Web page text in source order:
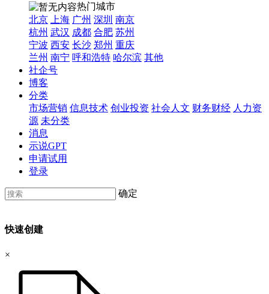
热门城市
北京
上海 广州 深圳 南京
杭州 武汉 成都 合肥 苏州
宁波 西安 长沙 郑州 重庆
兰州 南宁 呼和浩特 哈尔滨 其他
社企号
博客
分类
市场营销 信息技术 创业投资 社会人文 财务财经 人力资
源 未分类
消息
示说GPT
申请试用
登录
确定
快速创建
×